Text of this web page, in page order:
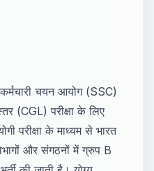
चयन आयोग (SSC)
(CGL) परीक्षा के लिए
परीक्षा के माध्यम से भारत
और संगठनों में ग्रुप B